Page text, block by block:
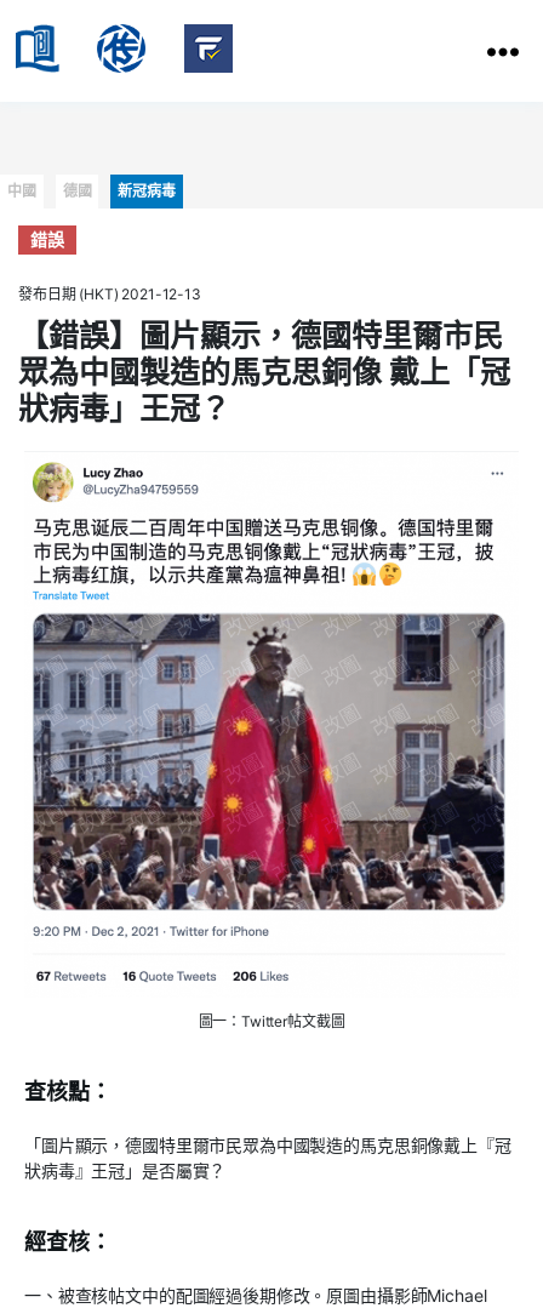
HKBU
of
Communication
Categories
中國 德國 新冠病毒
錯誤
發布日期 (HKT) 2021-12-13
【錯誤】圖片顯示，德國特里爾市民
眾為中國製造的馬克思銅像 戴上「冠
狀病毒」王冠？
圖一：Twitter帖文截圖
查核點：
「圖片顯示，德國特里爾市民眾為中國製造的馬克思銅像戴上『冠
狀病毒』王冠」是否屬實？
經查核：
一、被查核帖文中的配圖經過後期修改。原圖由攝影師Michael